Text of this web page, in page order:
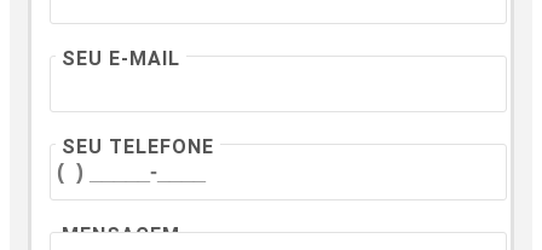
SEU E-MAIL
SEU TELEFONE
MENSAGEM